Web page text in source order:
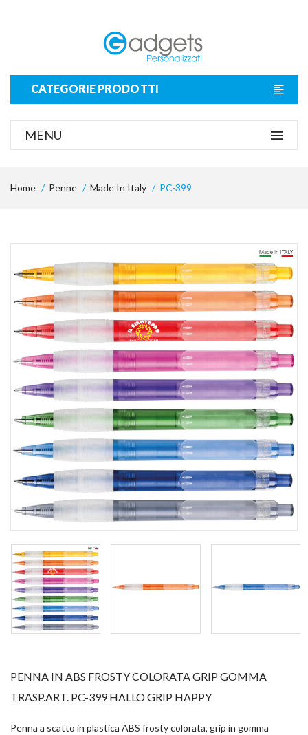
CATEGORIE PRODOTTI
MENU
Home Penne Made In Italy PC-399
PENNA IN ABS FROSTY COLORATA GRIP GOMMA
TRASP.ART. PC-399 HALLO GRIP HAPPY
Penna a scatto in plastica ABS frosty colorata, grip in gomma